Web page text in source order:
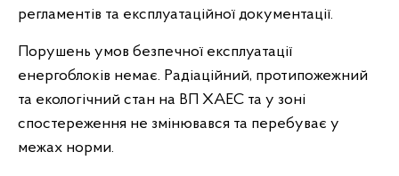
регламентів та експлуатаційної документації.
Порушень умов безпечної експлуатації
енергоблоків немає. Радіаційний, протипожежний
та екологічний стан на ВП ХАЕС та у зоні
спостереження не змінювався та перебуває у
межах норми.